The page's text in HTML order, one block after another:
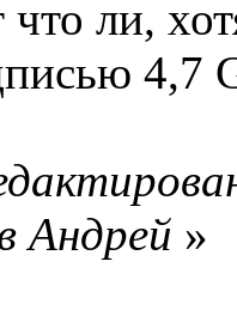
что ли,
4,7
Андрей »